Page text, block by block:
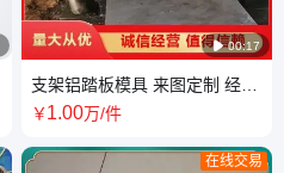
 00:17
支架铝踏板模具 来图定制 经久
耐用 诚信经营 亿升
￥1.00万/件
在线交易